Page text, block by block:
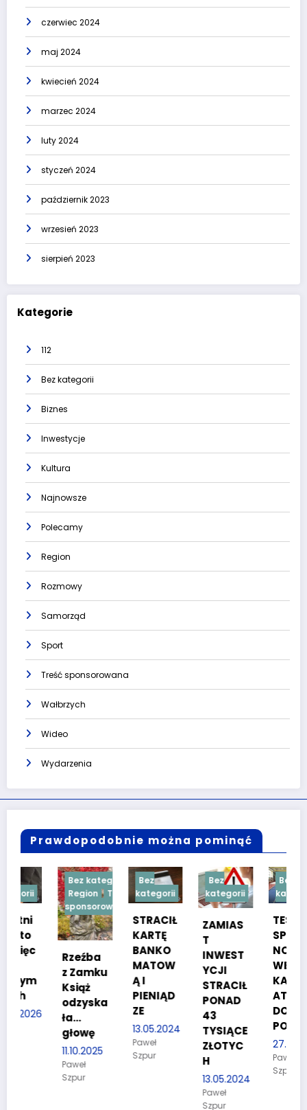
czerwiec 2024
maj 2024
kwiecień 2024
marzec 2024
luty 2024
styczeń 2024
październik 2023
wrzesień 2023
sierpień 2023
Kategorie
112
Bez kategorii
Biznes
Inwestycje
Kultura
Najnowsze
Polecamy
Region
Rozmowy
Samorząd
Sport
Treść sponsorowana
Wałbrzych
Wideo
Wydarzenia
Prawdopodobnie można pominąć
Bez kategorii
Region
Treść
sponsorowana
Rzeźba
z Zamku
Książ
odzyska
ła…
11.10.2025
Bez
kategorii
STRACIŁ
KARTĘ
BANKO
MATOW
Ą I
PIENIĄD
ZE
13.05.2024
Szpur
Bez
kategorii
ZAMIAS
INWEST
YCJI
STRACIŁ
PONAD
TYSIĄCE
ZŁOTYC
13.05.2024
Bez
kategorii
TESTY
SPRAW
NOŚCIO
WE DLA
KANDYD
ATÓW
POLICJI
27.03.2024